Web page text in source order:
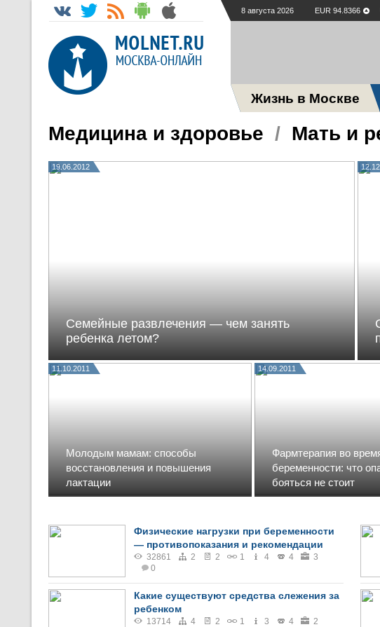
8 августа 2026 EUR 94.8366
Жизнь в Москве
Медицина и здоровье / Мать и
19.06.2012
Семейные развлечения — чем занять
ребенка летом?
11.10.2011
Молодым мамам: способы
восстановления и повышения
лактации
14.09.2011
Фармтерапия во
беременности: что
бояться не стоит
Физические нагрузки при беременности
— противопоказания и рекомендации
32861 2 2 1 4 4
3
0
Какие существуют средства слежения за
ребенком
13714 4 2 1 3 4
2